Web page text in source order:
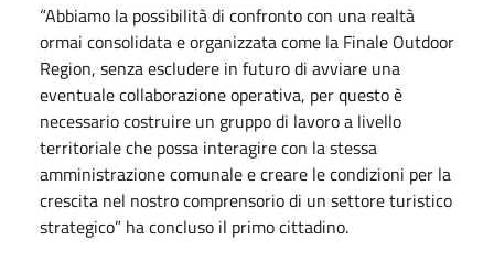
“Abbiamo la possibilità di confronto con una realtà
ormai consolidata e organizzata come la Finale Outdoor
Region, senza escludere in futuro di avviare una
eventuale collaborazione operativa, per questo è
necessario costruire un gruppo di lavoro a livello
territoriale che possa interagire con la stessa
amministrazione comunale e creare le condizioni per la
crescita nel nostro comprensorio di un settore turistico
strategico” ha concluso il primo cittadino.